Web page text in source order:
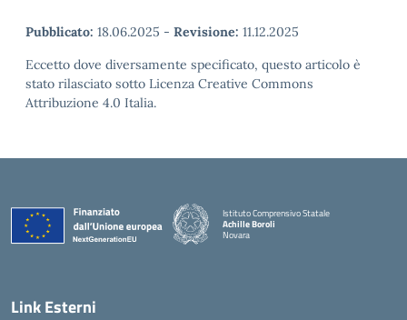
Pubblicato: 18.06.2025 - Revisione: 11.12.2025
Eccetto dove diversamente specificato, questo articolo è
stato rilasciato sotto Licenza Creative Commons
Attribuzione 4.0 Italia.
Istituto Comprensivo Statale
Achille Boroli
Novara
Link Esterni